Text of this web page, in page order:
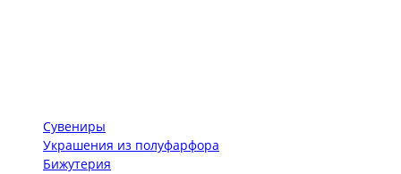
Сувениры
Украшения из полуфарфора
Бижутерия